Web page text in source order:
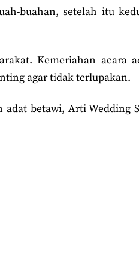
buahan, setelah itu
Kemeriahan acara
agar tidak terlupakan.
betawi, Arti Wedding